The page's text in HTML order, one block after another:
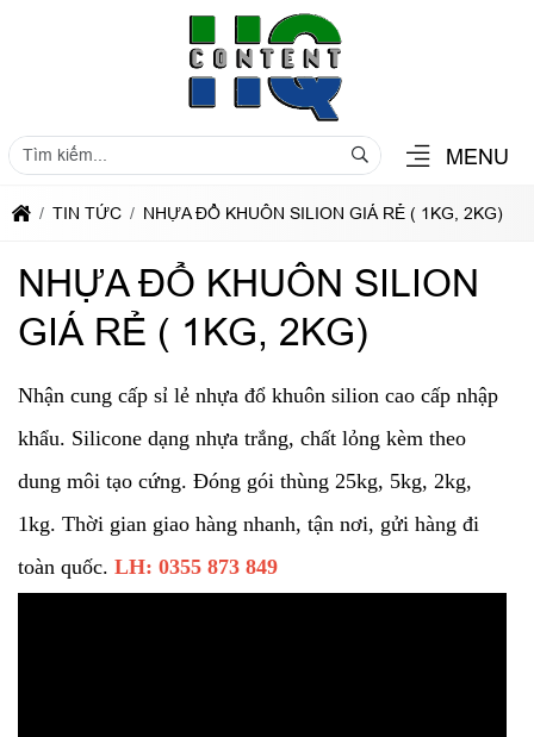
MENU
TIN TỨC NHỰA ĐỔ KHUÔN SILION GIÁ RẺ ( 1KG, 2KG)
NHỰA ĐỔ KHUÔN SILION
GIÁ RẺ ( 1KG, 2KG)
Nhận cung cấp sỉ lẻ nhựa đổ khuôn silion cao cấp nhập
khẩu. Silicone dạng nhựa trắng, chất lỏng kèm theo
dung môi tạo cứng. Đóng gói thùng 25kg, 5kg, 2kg,
1kg. Thời gian giao hàng nhanh, tận nơi, gửi hàng đi
toàn quốc. LH: 0355 873 849